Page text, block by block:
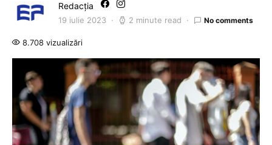
Redacția
19 iulie 2023 2 minute read No comments
8.708 vizualizări